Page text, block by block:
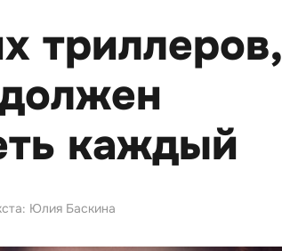
триллеров,
каждый
Юлия Баскина